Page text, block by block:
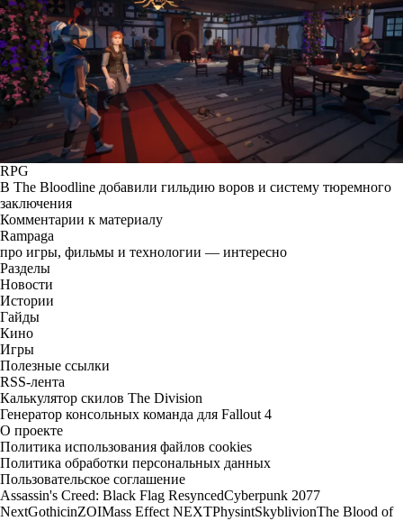
RPG
В The Bloodline добавили гильдию воров и систему тюремного
заключения
Комментарии к материалу
Rampaga
про игры, фильмы и технологии — интересно
Разделы
Новости
Истории
Гайды
Кино
Игры
Полезные ссылки
RSS-лента
Калькулятор скилов The Division
Генератор консольных команда для Fallout 4
О проекте
Политика использования файлов cookies
Политика обработки персональных данных
Пользовательское соглашение
Assassin's Creed: Black Flag ResyncedCyberpunk 2077
NextGothicinZOIMass Effect NEXTPhysintSkyblivionThe Blood of